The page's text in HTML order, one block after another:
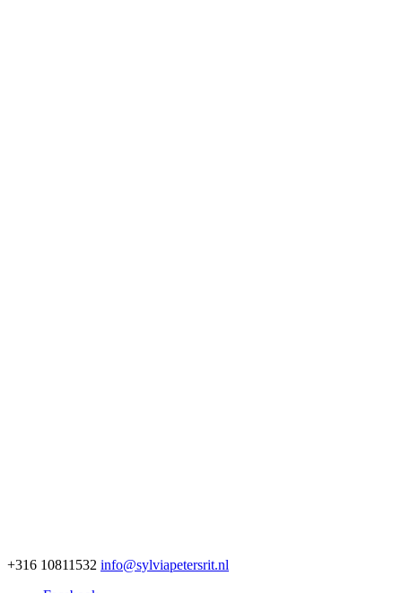
+316 10811532 info@sylviapetersrit.nl